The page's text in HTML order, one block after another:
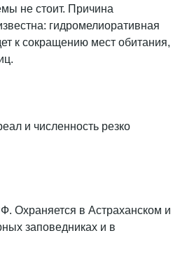
не стоит. Причина
гидромелиоративная
к сокращению мест обитания,
и численность резко
Охраняется в Астраханском и
заповедниках и в